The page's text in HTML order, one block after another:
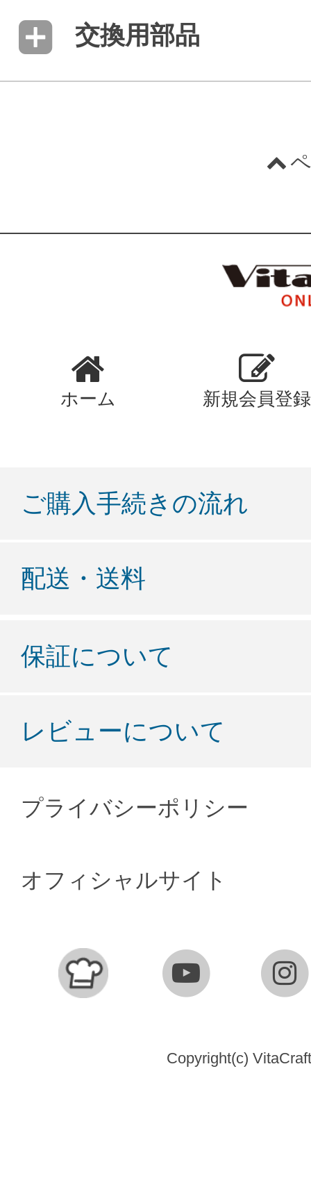
交換用部品
ホーム 新規会員登録
ご購入手続きの流れ
配送・送料
保証について
レビューについて
プライバシーポリシー
オフィシャルサイト
Copyright(c)